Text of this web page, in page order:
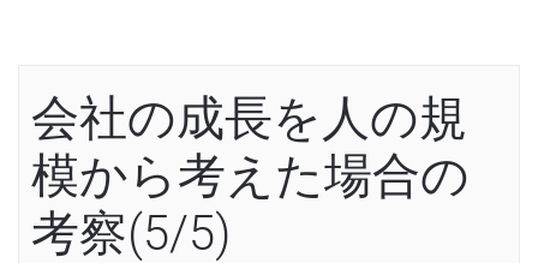
会社の成長を人の規
模から考えた場合の
考察(5/5)